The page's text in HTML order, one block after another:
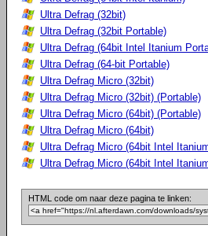
Ultra Defrag (32bit)
Ultra Defrag (32bit Portable)
Ultra Defrag (64bit Intel Itanium
Ultra Defrag (64-bit Portable)
Ultra Defrag Micro (32bit)
Ultra Defrag Micro (32bit) (Portable)
Ultra Defrag Micro (64bit) (Portable)
Ultra Defrag Micro (64bit)
Ultra Defrag Micro (64bit Intel
Ultra Defrag Micro (64bit Intel
HTML code om naar deze pagina te linken: